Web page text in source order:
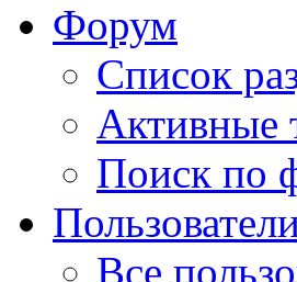
Форум
Список
Активные
Поиск по
Все